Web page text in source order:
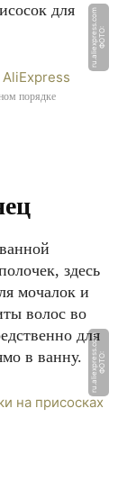
для
Ф
О
Т
О:
r
u.
ali
e
x
p
r
e
s
s.
c
o
m
порядке
здесь
мочалок и
волос во
для
в ванну. Ф
О
Т
О:
r
u.
ali
e
x
p
r
e
s
s.
c
o
m